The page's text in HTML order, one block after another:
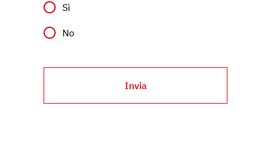
Sì
No
Invia